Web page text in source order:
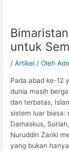
untuk
/Artikel / Oleh
Pada abad ke-12
dunia masih
dan terbatas,
sistem luar biasa:
Damaskus,
Nuruddin Zanki
yang bukan